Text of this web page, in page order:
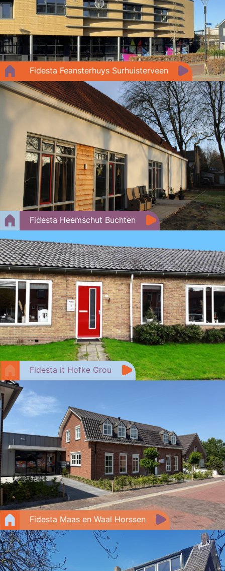
Fidesta Feansterhuys Surhuisterveen
Fidesta Heemschut Buchten
Fidesta it Hofke Grou
Fidesta Maas en Waal Horssen